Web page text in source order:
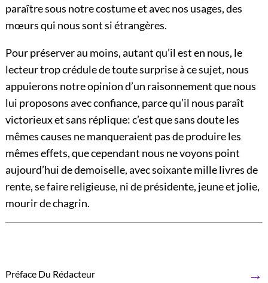
paraître sous notre costume et avec nos usages, des
mœurs qui nous sont si étrangères.
Pour préserver au moins, autant qu’il est en nous, le
lecteur trop crédule de toute surprise à ce sujet, nous
appuierons notre opinion d’un raisonnement que nous
lui proposons avec confiance, parce qu’il nous paraît
victorieux et sans réplique: c’est que sans doute les
mêmes causes ne manqueraient pas de produire les
mêmes effets, que cependant nous ne voyons point
aujourd’hui de demoiselle, avec soixante mille livres de
rente, se faire religieuse, ni de présidente, jeune et jolie,
mourir de chagrin.
Préface Du Rédacteur →